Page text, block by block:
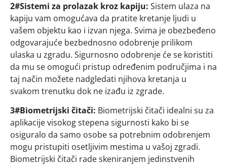
2#Sistemi za prolazak kroz kapiju: Sistem ulaza na
kapiju vam omogućava da pratite kretanje ljudi u
vašem objektu kao i izvan njega. Svima je obezbeđeno
odgovarajuće bezbednosno odobrenje prilikom
ulaska u zgradu. Sigurnosno odobrenje će se koristiti
da mu se omogući pristup određenim područjima i na
taj način možete nadgledati njihova kretanja u
svakom trenutku dok ne izađu iz zgrade.
3#Biometrijski čitači: Biometrijski čitači idealni su za
aplikacije visokog stepena sigurnosti kako bi se
osiguralo da samo osobe sa potrebnim odobrenjem
mogu pristupiti osetljivim mestima u vašoj zgradi.
Biometrijski čitači rade skeniranjem jedinstvenih